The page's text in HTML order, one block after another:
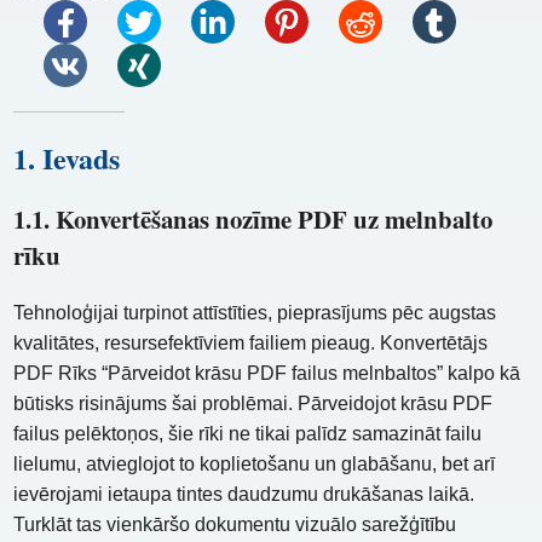
1. Ievads
1.1. Konvertēšanas nozīme PDF uz melnbalto
rīku
Tehnoloģijai turpinot attīstīties, pieprasījums pēc augstas
kvalitātes, resursefektīviem failiem pieaug. Konvertētājs
PDF Rīks “Pārveidot krāsu PDF failus melnbaltos” kalpo kā
būtisks risinājums šai problēmai. Pārveidojot krāsu PDF
failus pelēktoņos, šie rīki ne tikai palīdz samazināt failu
lielumu, atvieglojot to koplietošanu un glabāšanu, bet arī
ievērojami ietaupa tintes daudzumu drukāšanas laikā.
Turklāt tas vienkāršo dokumentu vizuālo sarežģītību